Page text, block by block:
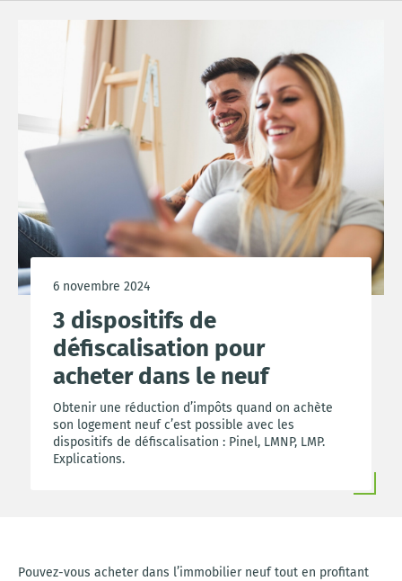
6 novembre 2024
3 dispositifs de
défiscalisation pour
acheter dans le neuf
Obtenir une réduction d’impôts quand on achète
son logement neuf c’est possible avec les
dispositifs de défiscalisation : Pinel, LMNP, LMP.
Explications.
Pouvez-vous acheter dans l’immobilier neuf tout en profitant